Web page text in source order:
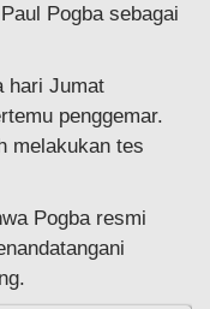
Pogba sebagai
hari Jumat
penggemar.
melakukan tes
Pogba resmi